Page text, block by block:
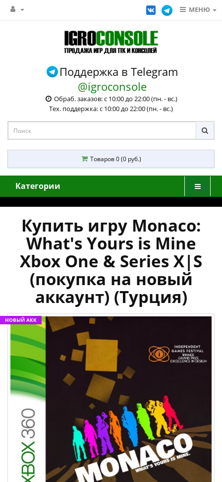
МЕНЮ
Поддержка в Telegram
@igroconsole
Обраб. заказов: с 10:00 до 22:00 (пн. - вс.)
Тех. поддержка: с 10:00 до 22:00 (пн. - вс.)
Товаров 0 (0 руб.)
Категории
Купить игру Monaco:
What's Yours is Mine
Xbox One & Series X|S
(покупка на новый
аккаунт) (Турция)
НОВЫЙ АКК